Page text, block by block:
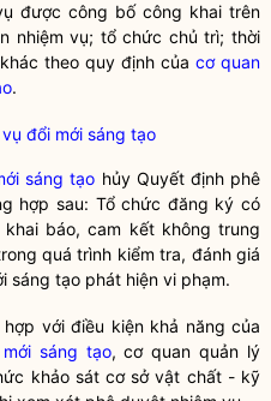
được công bố công khai trên
nhiệm vụ; tổ chức chủ trì; thời
theo quy định của cơ quan
.
vụ đổi mới sáng tạo
sáng tạo hủy Quyết định phê
hợp sau: Tổ chức đăng ký có
báo, cam kết không trung
quá trình kiểm tra, đánh giá
sáng tạo phát hiện vi phạm.
với điều kiện khả năng của
sáng tạo,cơ quan quản lý
khảo sát cơ sở vật chất - kỹ